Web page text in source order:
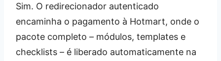
Sim. O redirecionador autenticado
encaminha o pagamento à Hotmart, onde o
pacote completo – módulos, templates e
checklists – é liberado automaticamente na